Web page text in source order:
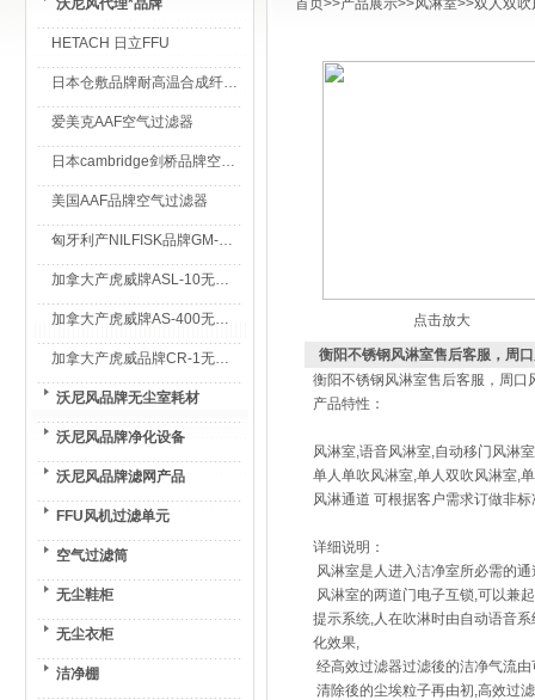
沃尼风代理*品牌
HETACH 日立FFU
日本仓敷品牌耐高温合成纤维过滤棉
爱美克AAF空气过滤器
日本cambridge剑桥品牌空气过滤器
美国AAF品牌空气过滤器
匈牙利产NILFISK品牌GM-80无尘室专用吸尘器
加拿大产虎威牌ASL-10无尘室专用吸尘器
加拿大产虎威牌AS-400无尘室专用吸尘器
加拿大产虎威品牌CR-1无尘室专用吸尘器
沃尼风品牌无尘室耗材
沃尼风品牌净化设备
沃尼风品牌滤网产品
FFU风机过滤单元
空气过滤筒
无尘鞋柜
无尘衣柜
洁净棚
首页>>产品展示>>风淋室>>双人双吹
点击放大
衡阳不锈钢风淋室售后客服，周
衡阳不锈钢风淋室售后客服，周口
产品特性：
风淋室,语音风淋室,自动移门风淋
单人单吹风淋室,单人双吹风淋室,
风淋通道 可根据客户需求订做非
详细说明：
风淋室是人进入洁净室所必需的
风淋室的两道门电子互锁,可以兼
提示系统,人在吹淋时由自动语音
化效果,
经高效过滤器过滤後的洁净气流
清除後的尘埃粒子再由初,高效过